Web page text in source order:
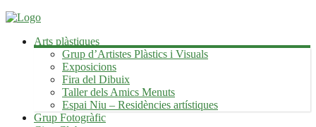
Arts plàstiques
Grup d’Artistes Plàstics i Visuals
Exposicions
Fira del Dibuix
Taller dels Amics Menuts
Espai Niu – Residències artístiques
Grup Fotogràfic